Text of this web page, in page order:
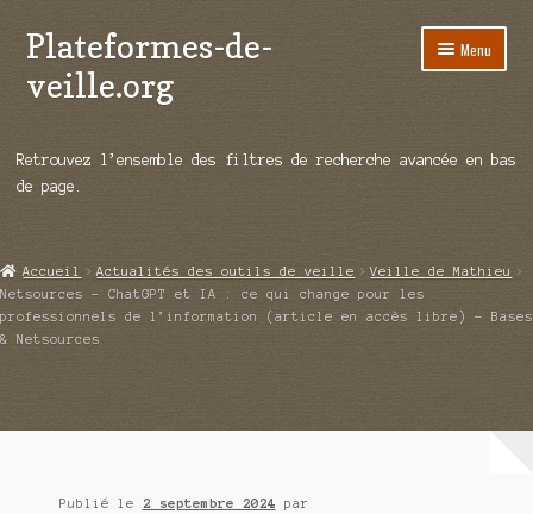
Aller
à
la
Aller
au
contenu
Plateformes-de-
veille.org
Menu
Répertoire d’ouitils
Démos vidéos
le
Actualités
Retrouvez l’ensemble des filtres de recherche avancée en bas
de page.
Accueil Actualités des outils de veille
Veille de Mathieu
Netsources – ChatGPT et IA : ce qui change pour les
professionnels de l’information (article en accès libre) – Bases
& Netsources
Publié le 2 septembre 2024 par